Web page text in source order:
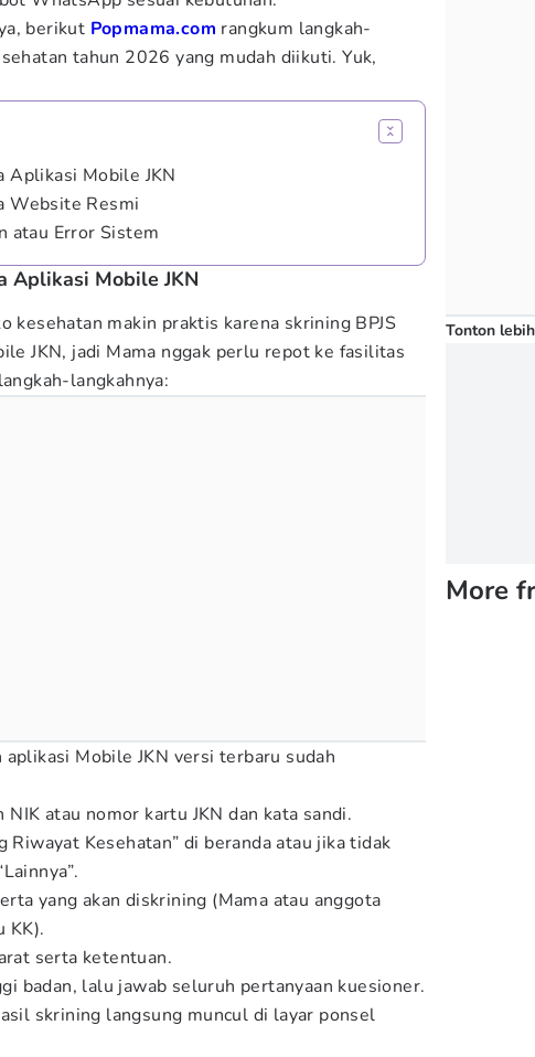
berikut Popmama.com rangkum langkah-
tahun 2026 yang mudah diikuti. Yuk,
Aplikasi Mobile JKN
Website Resmi
atau Error Sistem
Aplikasi Mobile JKN
kesehatan makin praktis karena skrining BPJS
JKN, jadi Mama nggak perlu repot ke fasilitas
langkahnya:
aplikasi Mobile JKN versi terbaru sudah
NIK atau nomor kartu JKN dan kata sandi.
Riwayat Kesehatan” di beranda atau jika tidak
yang akan diskrining (Mama atau anggota
KK).
serta ketentuan.
badan, lalu jawab seluruh pertanyaan kuesioner.
skrining langsung muncul di layar ponsel
Tonton
More